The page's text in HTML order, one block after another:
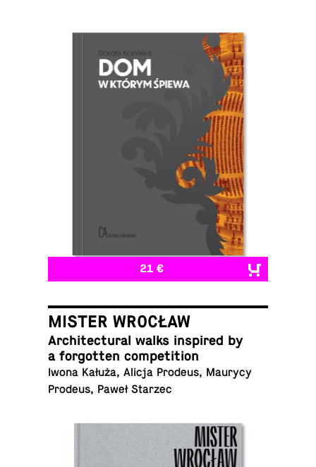
21 €
MISTER WROCŁAW
Ar­chi­tec­tural walks in­spired by
a for­got­ten competition
Iwona Kałuża, Alicja Prodeus, Maurycy
Prodeus, Paweł Starzec